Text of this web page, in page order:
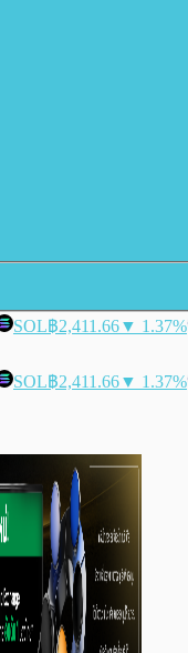
SOL฿2,411.66▼ 1.37%
SOL฿2,411.66▼ 1.37%